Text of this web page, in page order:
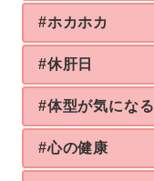
#ホカホカ
#休肝日
#体型が気になる
#心の健康